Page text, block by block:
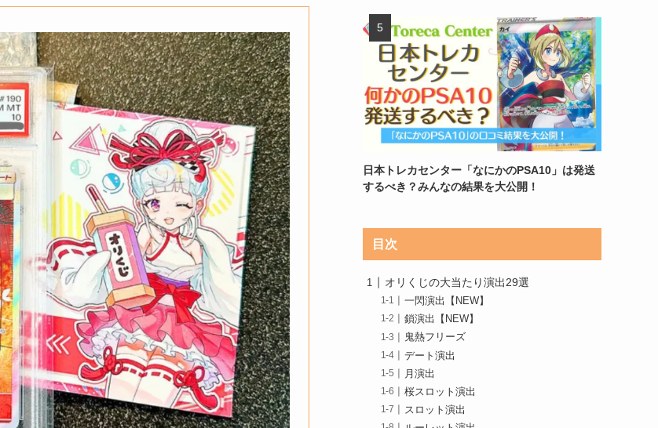
日本トレカセンター「なにかのPSA10」は発送
するべき？みんなの結果を大公開！
目次
オリくじの大当たり演出29選
一閃演出【NEW】
鎖演出【NEW】
鬼熱フリーズ
デート演出
月演出
桜スロット演出
スロット演出